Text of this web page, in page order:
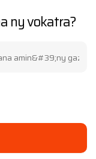
ny vokatra?